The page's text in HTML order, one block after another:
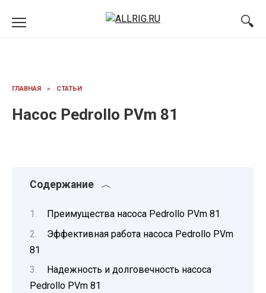
ГЛАВНАЯ » СТАТЬИ
Насос Pedrollo PVm 81
Содержание
Преимущества насоса Pedrollo PVm 81
Эффективная работа насоса Pedrollo PVm
81
Надежность и долговечность насоса
Pedrollo PVm 81